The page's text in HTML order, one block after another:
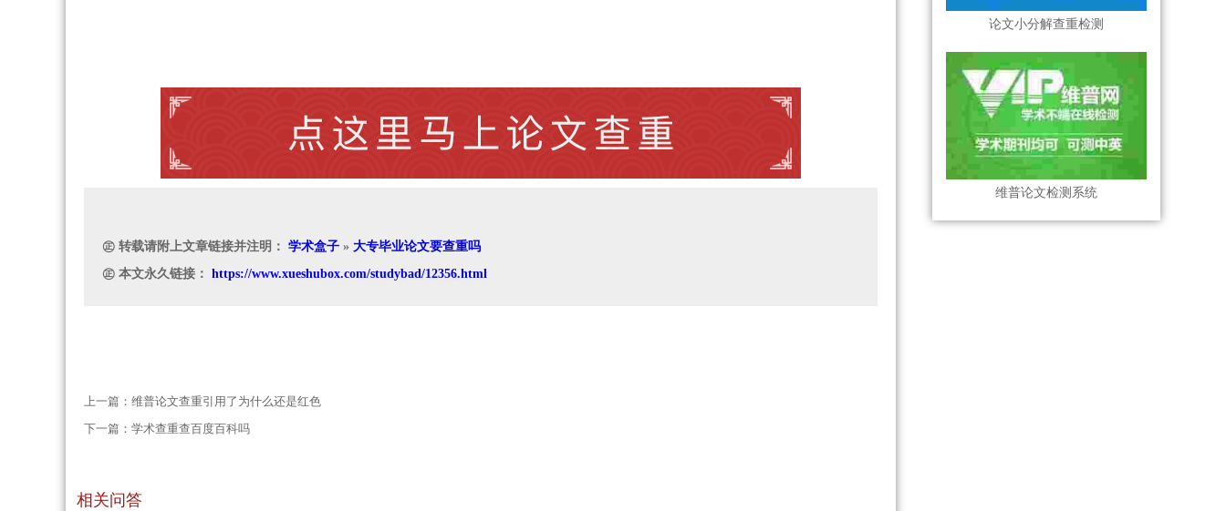
㊣ 转载请附上文章链接并注明： 学术盒子 » 大专毕业论文要查重吗
㊣ 本文永久链接： https://www.xueshubox.com/studybad/12356.html
上一篇： 维普论文查重引用了为什么还是红色
下一篇： 学术查重查百度百科吗
相关问答
论文小分解查重检测
维普论文检测系统